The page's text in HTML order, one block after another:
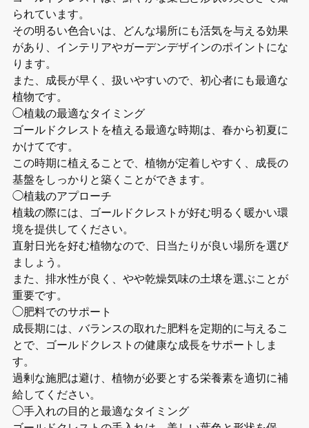
られています。
その明るい色合いは、どんな場所にも活気を与える効果
があり、インテリアやガーデンデザインのポイントにな
ります。
また、成長が早く、扱いやすいので、初心者にも最適な
植物です。
◯植栽の最適なタイミング
ゴールドクレストを植える最適な時期は、春から初夏に
かけてです。
この時期に植えることで、植物が定着しやすく、成長の
基盤をしっかりと築くことができます。
◯植栽のアプローチ
植栽の際には、ゴールドクレストが好む明るく暖かい環
境を提供してください。
直射日光を好む植物なので、日当たりが良い場所を選び
ましょう。
また、排水性が良く、やや乾燥気味の土壌を選ぶことが
重要です。
◯肥料でのサポート
成長期には、バランスの取れた肥料を定期的に与えるこ
とで、ゴールドクレストの健康な成長をサポートしま
す。
過剰な施肥は避け、植物が必要とする栄養素を適切に補
給してください。
◯手入れの目的と最適なタイミング